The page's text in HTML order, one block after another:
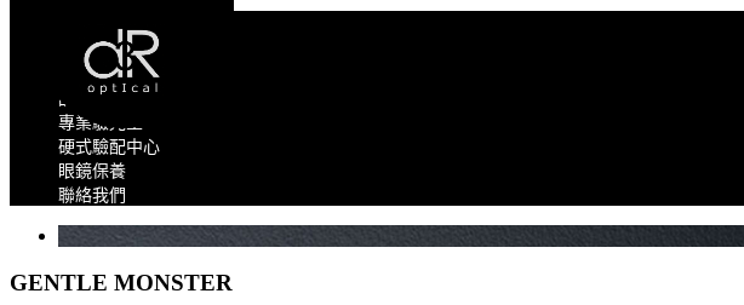
關於我們
最新消息
品牌介紹
專業驗光室
硬式驗配中心
眼鏡保養
聯絡我們
GENTLE MONSTER